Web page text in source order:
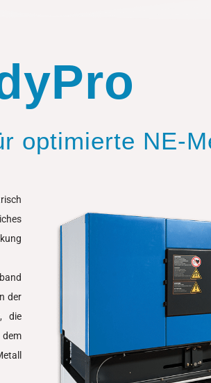
optimierte NE-
der
die